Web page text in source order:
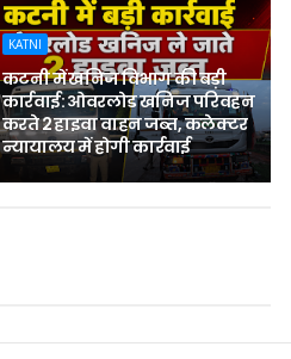
KATNI
कटनी में खनिज विभाग की बड़ी
कार्रवाई: ओवरलोड खनिज परिवहन
करते 2 हाइवा वाहन जब्त, कलेक्टर
न्यायालय में होगी कार्रवाई